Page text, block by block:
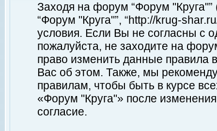
Заходя на форум “Форум
“Форум "Круга"”, “http://krug-
условия. Если Вы не согласны с
пожалуйста, не заходите на
право изменить данные правила
Вас об этом. Также, мы
правилам, чтобы быть в курсе
«Форум "Круга"» после
согласие.